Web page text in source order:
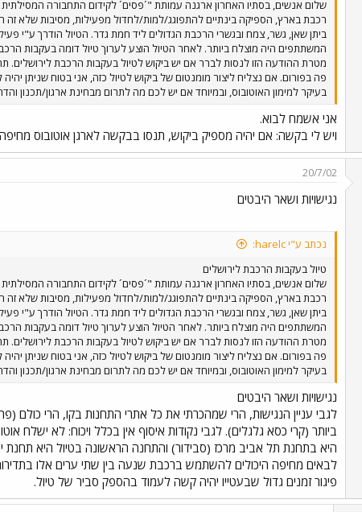
שלום אנשים, בסתיו האחרון ארגנה עמותת "´פסים´ לקידום התחבורה
רכבת בארץ, הספיקה בינתיים להתפוגג/למות/לחדול מפעילות, מסיבות שלא זה
המשתתפים היה מוצלח ביותר. לאחר הטיול הוצע לערוך טיול דומה בעקבות
מטרת ההודעה הזו לנסות לברר אם יש ביקוש לטיול בעקבות הרכבת לירושלים.
בעיקר למימון האוטובוס, ובמיוחד אם יש לכם מה לתרום מבחינת ארגון/תכנון
אני אשמח לבוא.
ויש לי בקשה: אם יהיה מספיק ביקוש, תנסו בבקשה לארגן אוטובוס
20/7/02
נגישויות ושאר היבטים
נכתב ע"י harelc:
טיול בעקבות הרכבת לירושלים
שלום אנשים, בסתיו האחרון ארגנה עמותת "´פסים´ לקידום התחבורה
רכבת בארץ, הספיקה בינתיים להתפוגג/למות/לחדול מפעילות, מסיבות שלא זה
המשתתפים היה מוצלח ביותר. לאחר הטיול הוצע לערוך טיול דומה בעקבות
מטרת ההודעה הזו לנסות לברר אם יש ביקוש לטיול בעקבות הרכבת לירושלים.
בעיקר למימון האוטובוס, ובמיוחד אם יש לכם מה לתרום מבחינת ארגון/תכנון
נגישויות ושאר היבטים
לגבי עניין הנגישות, הרי שמהכרתי את כל אתרי התחנות בקו, הרי כולם
ביותר (קרי כסא גלגלים). לגבי נקודות איסוף אין בכלל ויכוח: לא
היא בתחנת תל אביב מרכז (סבידור) והתחנה הראשונה בטיול היא
לבאים מחיפה היכולים להשתמש ברכבת שנעה בין שתי ערים אלו בתדירות
פיגור זמנים גדול שבעטייו יהיה קשה לעמוד בהספק סביר של טיול.